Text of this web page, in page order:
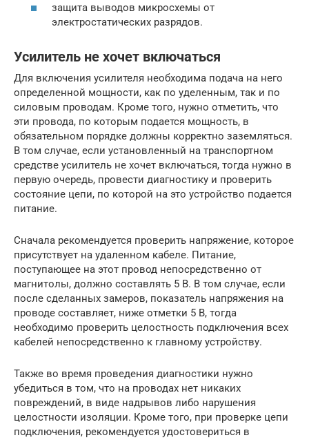
защита выводов микросхемы от
электростатических разрядов.
Усилитель не хочет включаться
Для включения усилителя необходима подача на него
определенной мощности, как по уделенным, так и по
силовым проводам. Кроме того, нужно отметить, что
эти провода, по которым подается мощность, в
обязательном порядке должны корректно заземляться.
В том случае, если установленный на транспортном
средстве усилитель не хочет включаться, тогда нужно в
первую очередь, провести диагностику и проверить
состояние цепи, по которой на это устройство подается
питание.
Сначала рекомендуется проверить напряжение, которое
присутствует на удаленном кабеле. Питание,
поступающее на этот провод непосредственно от
магнитолы, должно составлять 5 В. В том случае, если
после сделанных замеров, показатель напряжения на
проводе составляет, ниже отметки 5 В, тогда
необходимо проверить целостность подключения всех
кабелей непосредственно к главному устройству.
Также во время проведения диагностики нужно
убедиться в том, что на проводах нет никаких
повреждений, в виде надрывов либо нарушения
целостности изоляции. Кроме того, при проверке цепи
подключения, рекомендуется удостовериться в